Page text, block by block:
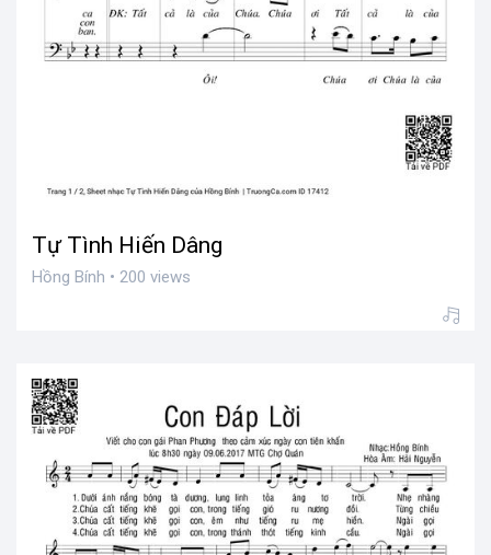
Tự Tình Hiến Dâng
Hồng Bính • 200 views